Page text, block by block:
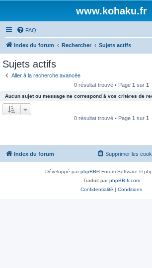
www.kohaku.fr
FAQ
Index du forum Rechercher Sujets actifs
Sujets actifs
Aller à la recherche avancée
0 résultat trouvé • Page 1 sur 1
Aucun sujet ou message ne correspond à vos critères de
0 résultat trouvé • Page 1 sur 1
Index du forum Supprimer les
Développé parphpBB® Forum Software ©
Traduit parphpBB-fr.com
Confidentialité | Conditions